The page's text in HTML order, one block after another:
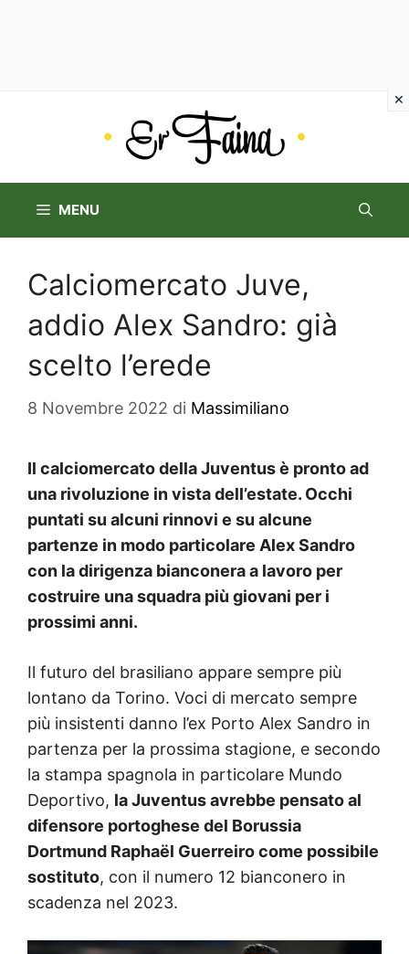
MENU
Calciomercato Juve,
addio Alex Sandro: già
scelto l’erede
8 Novembre 2022 di Massimiliano
Il calciomercato della Juventus è pronto ad
una rivoluzione in vista dell’estate. Occhi
puntati su alcuni rinnovi e su alcune
partenze in modo particolare Alex Sandro
con la dirigenza bianconera a lavoro per
costruire una squadra più giovani per i
prossimi anni.
Il futuro del brasiliano appare sempre più
lontano da Torino. Voci di mercato sempre
più insistenti danno l’ex Porto Alex Sandro in
partenza per la prossima stagione, e secondo
la stampa spagnola in particolare Mundo
Deportivo, la Juventus avrebbe pensato al
difensore portoghese del Borussia
Dortmund Raphaël Guerreiro come possibile
sostituto, con il numero 12 bianconero in
scadenza nel 2023.